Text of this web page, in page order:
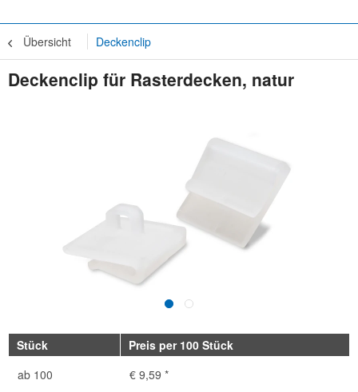
Übersicht Deckenclip
Deckenclip für Rasterdecken, natur
Stück
Preis per 100 Stück
ab 100 € 9,59 *